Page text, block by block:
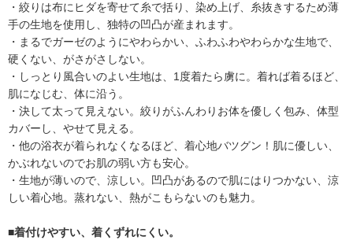
・絞りは布にヒダを寄せて糸で括り、染め上げ、糸抜きするため薄
手の生地を使用し、独特の凹凸が産まれます。
・まるでガーゼのようにやわらかい、ふわふわやわらかな生地で、
硬くない、がさがさしない。
・しっとり風合いのよい生地は、1度着たら虜に。着れば着るほど、
肌になじむ、体に沿う。
・決して太って見えない。絞りがふんわりお体を優しく包み、体型
カバーし、やせて見える。
・他の浴衣が着られなくなるほど、着心地バツグン！肌に優しい、
かぶれないのでお肌の弱い方も安心。
・生地が薄いので、涼しい。凹凸があるので肌にはりつかない、涼
しい着心地。蒸れない、熱がこもらないのも魅力。
■着付けやすい、着くずれにくい。